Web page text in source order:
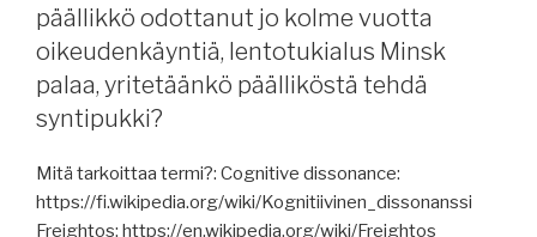
konserni,
konttien
valmistuksessa
buumi,
lauttaliikennejulkaisu,
ei
päällikkö odottanut jo kolme vuotta
oikeudenkäyntiä, lentotukialus Minsk
palaa, yritetäänkö päälliköstä tehdä
syntipukki?
Mitä tarkoittaa termi?: Cognitive dissonance:
https://fi.wikipedia.org/wiki/Kognitiivinen_dissonanssi
Freightos: https://en.wikipedia.org/wiki/Freightos